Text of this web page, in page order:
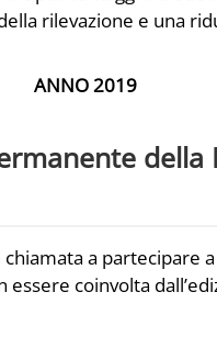
rilevazione e una
ANNO 2019
a partecipare
coinvolta